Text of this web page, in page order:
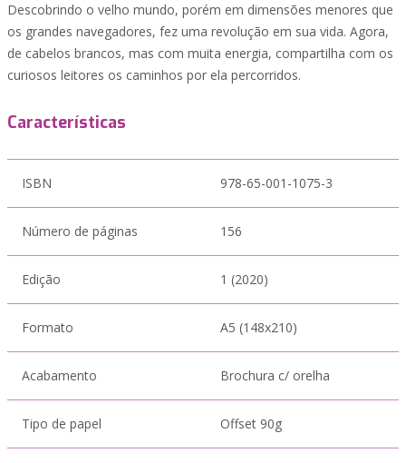
Descobrindo o velho mundo, porém em dimensões menores que
os grandes navegadores, fez uma revolução em sua vida. Agora,
de cabelos brancos, mas com muita energia, compartilha com os
curiosos leitores os caminhos por ela percorridos.
Características
ISBN 978-65-001-1075-3
Número de páginas 156
Edição 1 (2020)
Formato A5 (148x210)
Acabamento Brochura c/ orelha
Tipo de papel Offset 90g